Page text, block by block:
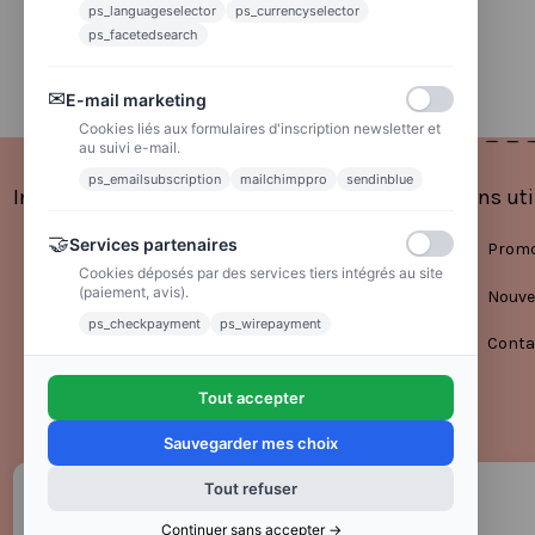
La poste
Lettre suivie 72h
Informations
Mentions légales
Conditions générales de vente
Liens
ps_languageselector
ps_currencyselector
ps_facetedsearch
✉E-mail marketing
Cookies liés aux formulaires d'inscription newsletter et
au suivi e-mail.
ps_emailsubscription mailchimppro sendinblue
🤝Services partenaires
Cookies déposés par des services tiers intégrés au site
(paiement, avis).
ps_checkpayment ps_wirepayment
Tout accepter
Sauvegarder mes choix
Tout refuser
Continuer sans accepter →